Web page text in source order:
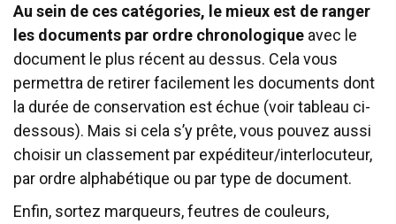
Au sein de ces catégories, le mieux est de ranger
les documents par ordre chronologique avec le
document le plus récent au dessus. Cela vous
permettra de retirer facilement les documents dont
la durée de conservation est échue (voir tableau ci-
dessous). Mais si cela s’y prête, vous pouvez aussi
choisir un classement par expéditeur/interlocuteur,
par ordre alphabétique ou par type de document.
Enfin, sortez marqueurs, feutres de couleurs,